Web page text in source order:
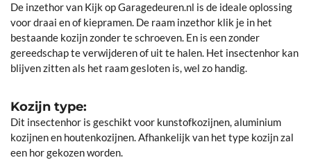
De inzethor van Kijk op Garagedeuren.nl is de ideale oplossing
voor draai en of kiepramen. De raam inzethor klik je in het
bestaande kozijn zonder te schroeven. En is een zonder
gereedschap te verwijderen of uit te halen. Het insectenhor kan
blijven zitten als het raam gesloten is, wel zo handig.
Kozijn type:
Dit insectenhor is geschikt voor kunstofkozijnen, aluminium
kozijnen en houtenkozijnen. Afhankelijk van het type kozijn zal
een hor gekozen worden.